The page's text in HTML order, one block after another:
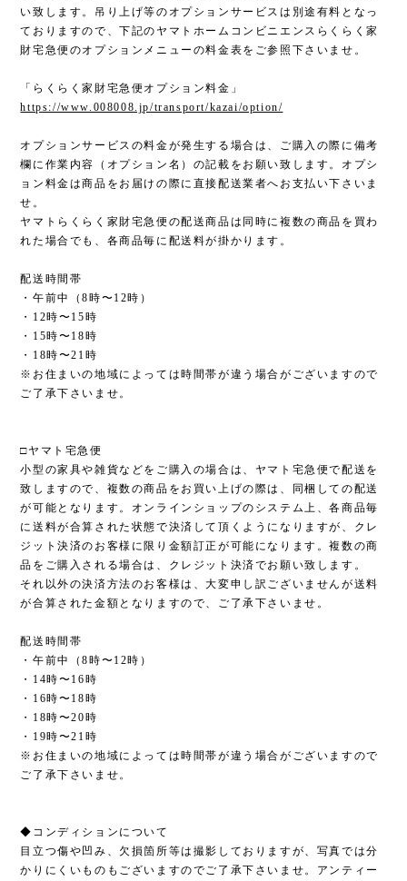
い致します。吊り上げ等のオプションサービスは別途有料となっ
ておりますので、下記のヤマトホームコンビニエンスらくらく家
財宅急便のオプションメニューの料金表をご参照下さいませ。
「らくらく家財宅急便オプション料金」
https://www.008008.jp/transport/kazai/option/
オプションサービスの料金が発生する場合は、ご購入の際に備考
欄に作業内容（オプション名）の記載をお願い致します。オプシ
ョン料金は商品をお届けの際に直接配送業者へお支払い下さいま
せ。
ヤマトらくらく家財宅急便の配送商品は同時に複数の商品を買わ
れた場合でも、各商品毎に配送料が掛かります。
配送時間帯
・午前中（8時〜12時）
・12時〜15時
・15時〜18時
・18時〜21時
※お住まいの地域によっては時間帯が違う場合がございますので
ご了承下さいませ。
□ヤマト宅急便
小型の家具や雑貨などをご購入の場合は、ヤマト宅急便で配送を
致しますので、複数の商品をお買い上げの際は、同梱しての配送
が可能となります。オンラインショップのシステム上、各商品毎
に送料が合算された状態で決済して頂くようになりますが、クレ
ジット決済のお客様に限り金額訂正が可能になります。複数の商
品をご購入される場合は、クレジット決済でお願い致します。
それ以外の決済方法のお客様は、大変申し訳ございませんが送料
が合算された金額となりますので、ご了承下さいませ。
配送時間帯
・午前中（8時〜12時）
・14時〜16時
・16時〜18時
・18時〜20時
・19時〜21時
※お住まいの地域によっては時間帯が違う場合がございますので
ご了承下さいませ。
◆コンディションについて
目立つ傷や凹み、欠損箇所等は撮影しておりますが、写真では分
かりにくいものもございますのでご了承下さいませ。アンティー